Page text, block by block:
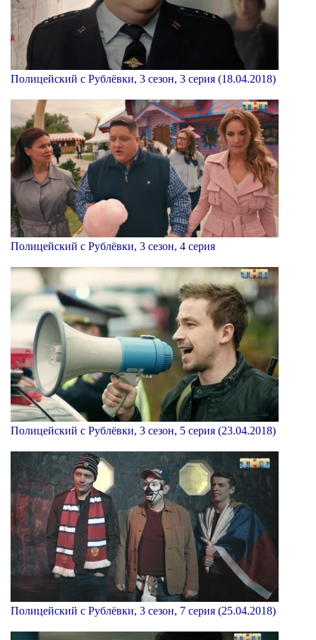
Полицейский с Рублёвки, 3 сезон, 3 серия (18.04.2018)
Полицейский с Рублёвки, 3 сезон, 4 серия
Полицейский с Рублёвки, 3 сезон, 5 серия (23.04.2018)
Полицейский с Рублёвки, 3 сезон, 7 серия (25.04.2018)